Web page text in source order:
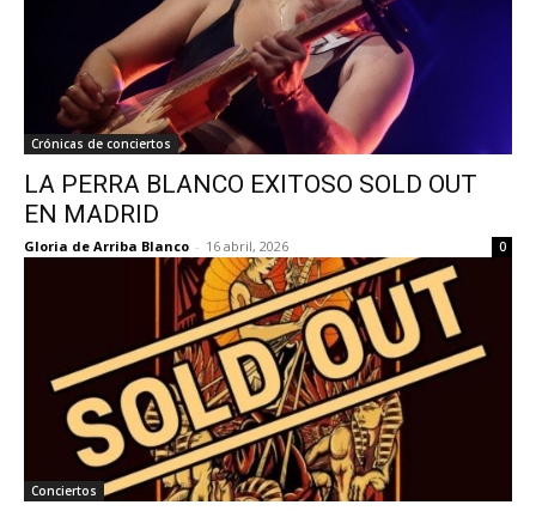
Crónicas de conciertos
LA PERRA BLANCO EXITOSO SOLD OUT
EN MADRID
Gloria de Arriba Blanco - 16 abril, 2026 0
Conciertos